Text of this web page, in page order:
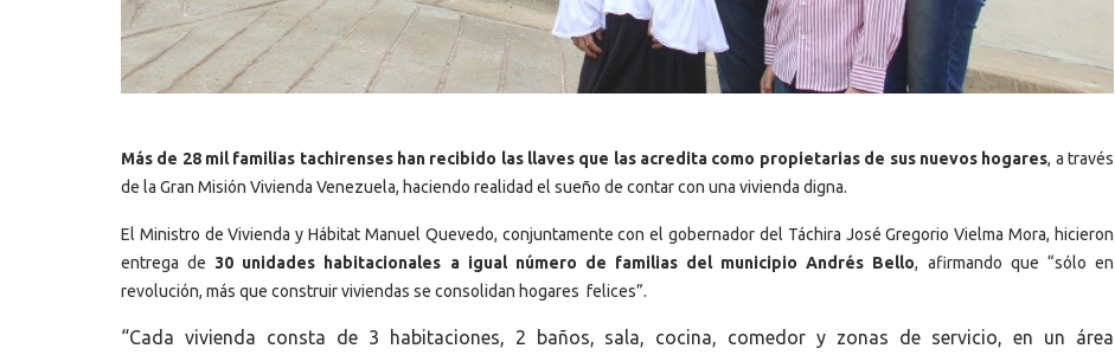
Más de 28 mil familias tachirenses han recibido las llaves que las acredita como propietarias de sus nuevos hogares, a través
de la Gran Misión Vivienda Venezuela, haciendo realidad el sueño de contar con una vivienda digna.
El Ministro de Vivienda y Hábitat Manuel Quevedo, conjuntamente con el gobernador del Táchira José Gregorio Vielma Mora, hicieron
entrega de 30 unidades habitacionales a igual número de familias del municipio Andrés Bello, afirmando que “sólo en
revolución, más que construir viviendas se consolidan hogares felices”.
“Cada vivienda consta de 3 habitaciones, 2 baños, sala, cocina, comedor y zonas de servicio, en un área